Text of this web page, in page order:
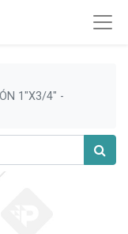
1"X3/4" -